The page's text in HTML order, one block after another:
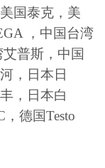
国泰克，美
，中国台湾
普斯，中国
，日本日
，日本白
德国Testo